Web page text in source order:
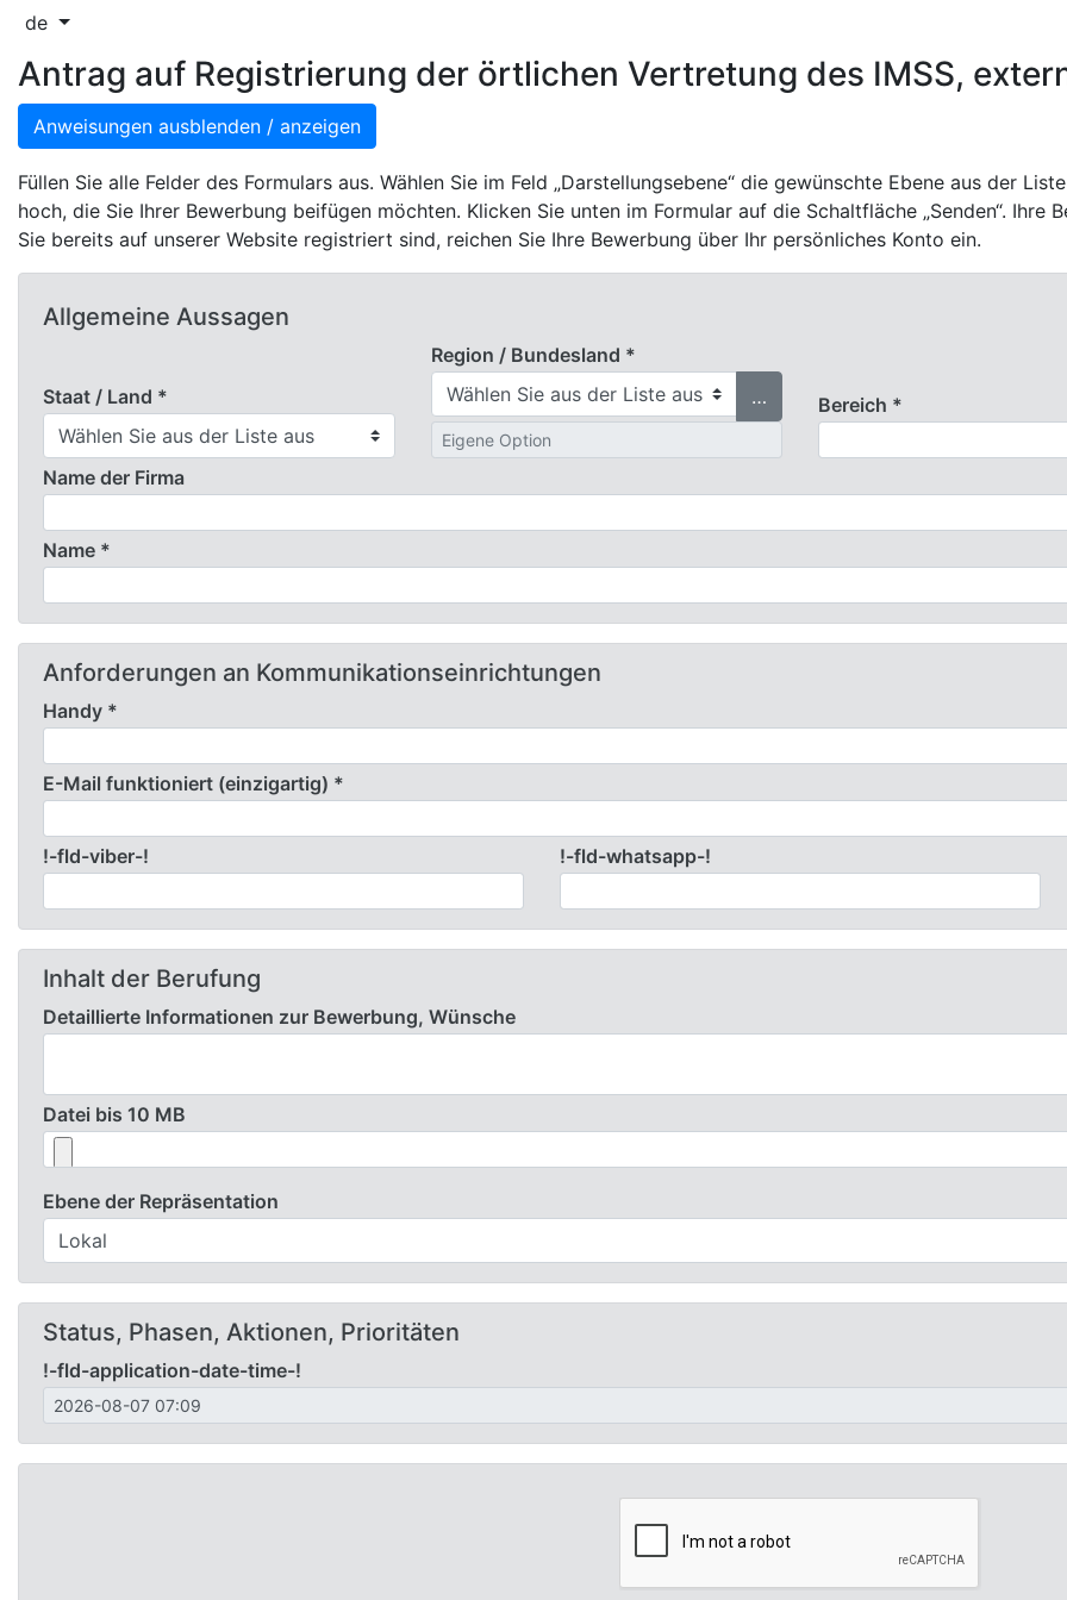
de
Antrag auf Registrierung der örtlichen Vertretung des IMSS,
Anweisungen ausblenden / anzeigen
Füllen Sie alle Felder des Formulars aus. Wählen Sie im Feld „Darstellungsebene“ die gewünschte Ebene aus der
hoch, die Sie Ihrer Bewerbung beifügen möchten. Klicken Sie unten im Formular auf die Schaltfläche „Senden“.
Sie bereits auf unserer Website registriert sind, reichen Sie Ihre Bewerbung über Ihr persönliches Konto ein.
Allgemeine Aussagen
Staat / Land *
Region / Bundesland *
…
Bereich *
Name der Firma
Name *
Anforderungen an Kommunikationseinrichtungen
Handy *
E-Mail funktioniert (einzigartig) *
!-fld-viber-! !-fld-whatsapp-!
Inhalt der Berufung
Detaillierte Informationen zur Bewerbung, Wünsche
Datei bis 10 MB
Ebene der Repräsentation
Status, Phasen, Aktionen, Prioritäten
!-fld-application-date-time-!